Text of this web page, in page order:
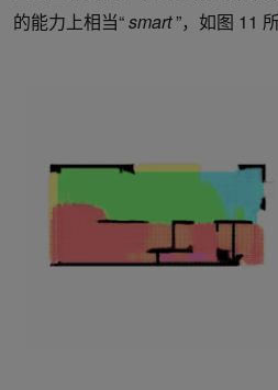
的能力上相当“smart”，如图 11 所